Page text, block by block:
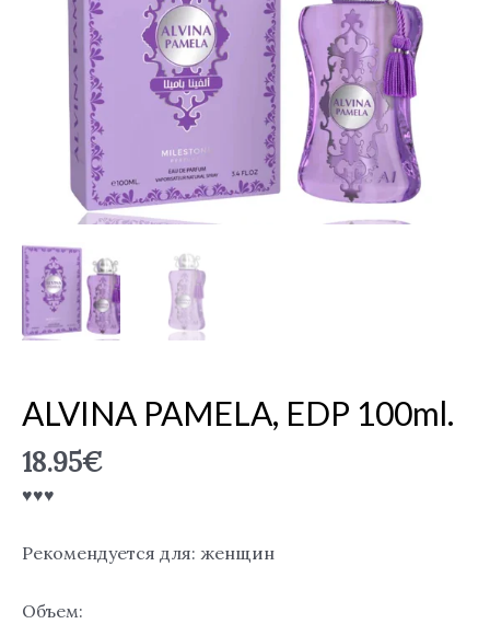
ALVINA PAMELA, EDP 100ml.
18.95€
♥♥♥
Рекомендуется для: женщин
Объем:
100ml.